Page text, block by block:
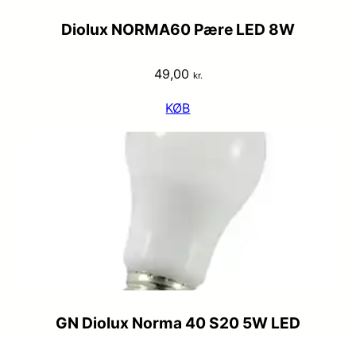
Diolux NORMA60 Pære LED 8W
49,00 kr.
KØB
GN Diolux Norma 40 S20 5W LED